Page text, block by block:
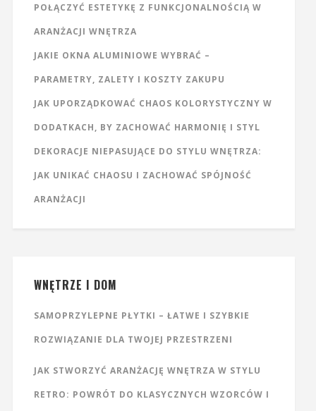
POŁĄCZYĆ ESTETYKĘ Z FUNKCJONALNOŚCIĄ W
ARANŻACJI WNĘTRZA
JAKIE OKNA ALUMINIOWE WYBRAĆ –
PARAMETRY, ZALETY I KOSZTY ZAKUPU
JAK UPORZĄDKOWAĆ CHAOS KOLORYSTYCZNY W
DODATKACH, BY ZACHOWAĆ HARMONIĘ I STYL
DEKORACJE NIEPASUJĄCE DO STYLU WNĘTRZA:
JAK UNIKAĆ CHAOSU I ZACHOWAĆ SPÓJNOŚĆ
ARANŻACJI
WNĘTRZE I DOM
SAMOPRZYLEPNE PŁYTKI – ŁATWE I SZYBKIE
ROZWIĄZANIE DLA TWOJEJ PRZESTRZENI
JAK STWORZYĆ ARANŻACJĘ WNĘTRZA W STYLU
RETRO: POWRÓT DO KLASYCZNYCH WZORCÓW I